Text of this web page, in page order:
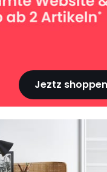
Jeztz shoppen